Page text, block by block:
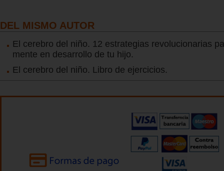
DEL MISMO AUTOR
El cerebro del niño. 12 estrategias revolucionarias
mente en desarrollo de tu hijo.
El cerebro del niño. Libro de ejercicios.